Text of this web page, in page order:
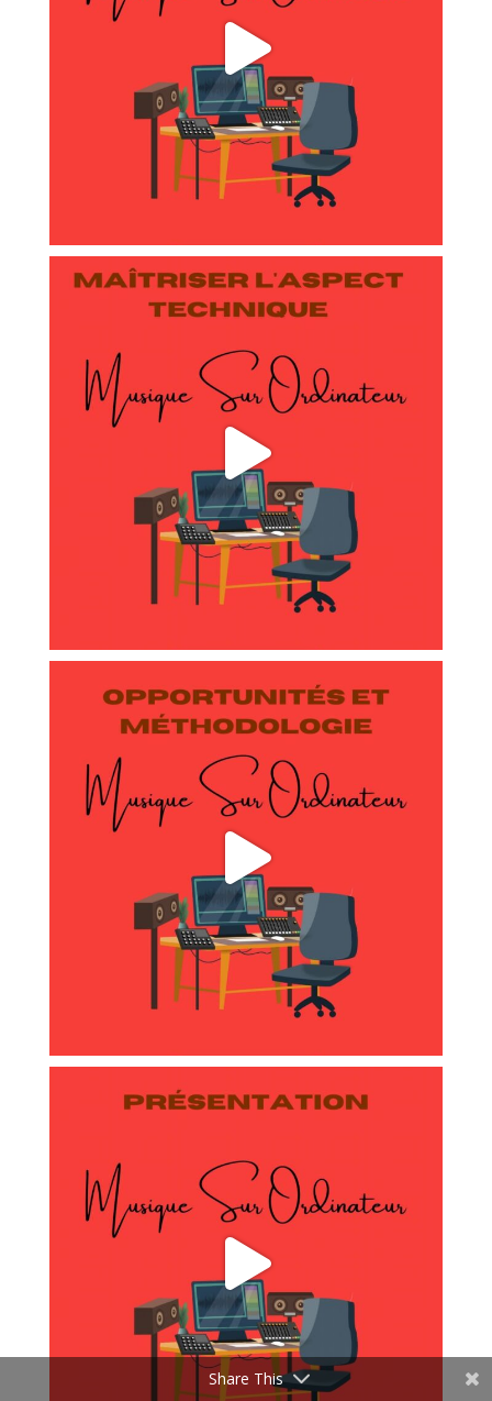
Share This
https://www.facebook.com/offici
elplaymao/
https://twitter.com/officielplaym
ao
https://www.linkedin.com/in/tech
nologicmusic-playmao-108433183/